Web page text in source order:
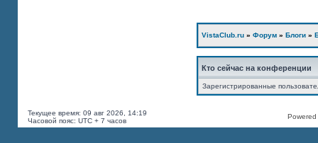
VistaClub.ru » Форум » Блоги »
Кто сейчас на конференции
Зарегистрированные
Текущее время: 09 авг 2026, 14:19
Часовой пояс: UTC + 7 часов